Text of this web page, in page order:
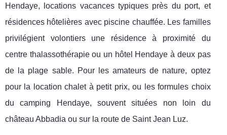
Hendaye, locations vacances typiques près du port, et
résidences hôtelières avec piscine chauffée. Les familles
privilégient volontiers une résidence à proximité du
centre thalassothérapie ou un hôtel Hendaye à deux pas
de la plage sable. Pour les amateurs de nature, optez
pour la location chalet à petit prix, ou les formules choix
du camping Hendaye, souvent situées non loin du
château Abbadia ou sur la route de Saint Jean Luz.